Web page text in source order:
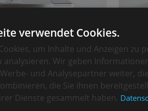
verwendet Cookies.
um Inhalte und Anzeigen zu
analysieren. Wir geben
und Analysepartner weiter,
die Sie ihnen
Dienste gesammelt haben.